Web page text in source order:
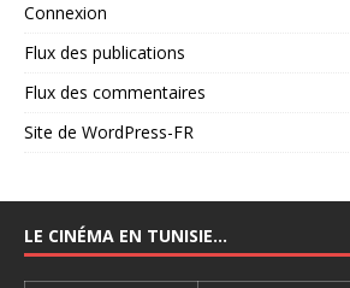
Connexion
Flux des publications
Flux des commentaires
Site de WordPress-FR
LE CINÉMA EN TUNISIE…